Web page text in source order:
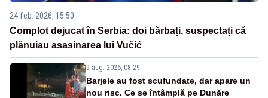
24 feb. 2026, 15:50
Complot dejucat în Serbia: doi bărbați, suspectați că
plănuiau asasinarea lui Vučić
9 aug. 2026, 08:29
Barjele au fost scufundate, dar apare un
nou risc. Ce se întâmplă pe Dunăre